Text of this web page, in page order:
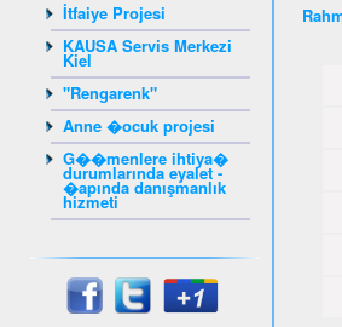
İtfaiye Projesi
KAUSA Servis Merkezi
Kiel
"Rengarenk"
Anne �ocuk projesi
G��menlere ihtiya�
durumlarında eyalet -
�apında danışmanlık
hizmeti